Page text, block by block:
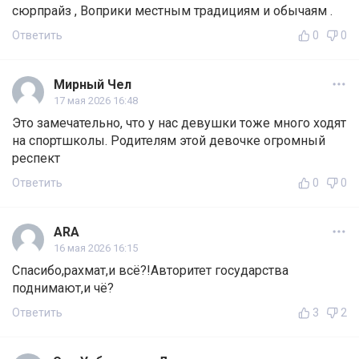
сюрпрайз , Воприки местным традициям и обычаям .
Ответить 0 0
Мирный Чел
17 мая 2026 16:48
Это замечательно, что у нас девушки тоже много ходят
на спортшколы. Родителям этой девочке огромный
респект
Ответить 0 0
ARA
16 мая 2026 16:15
Спасибо,рахмат,и всё?!Авторитет государства
поднимают,и чё?
Ответить 3 2